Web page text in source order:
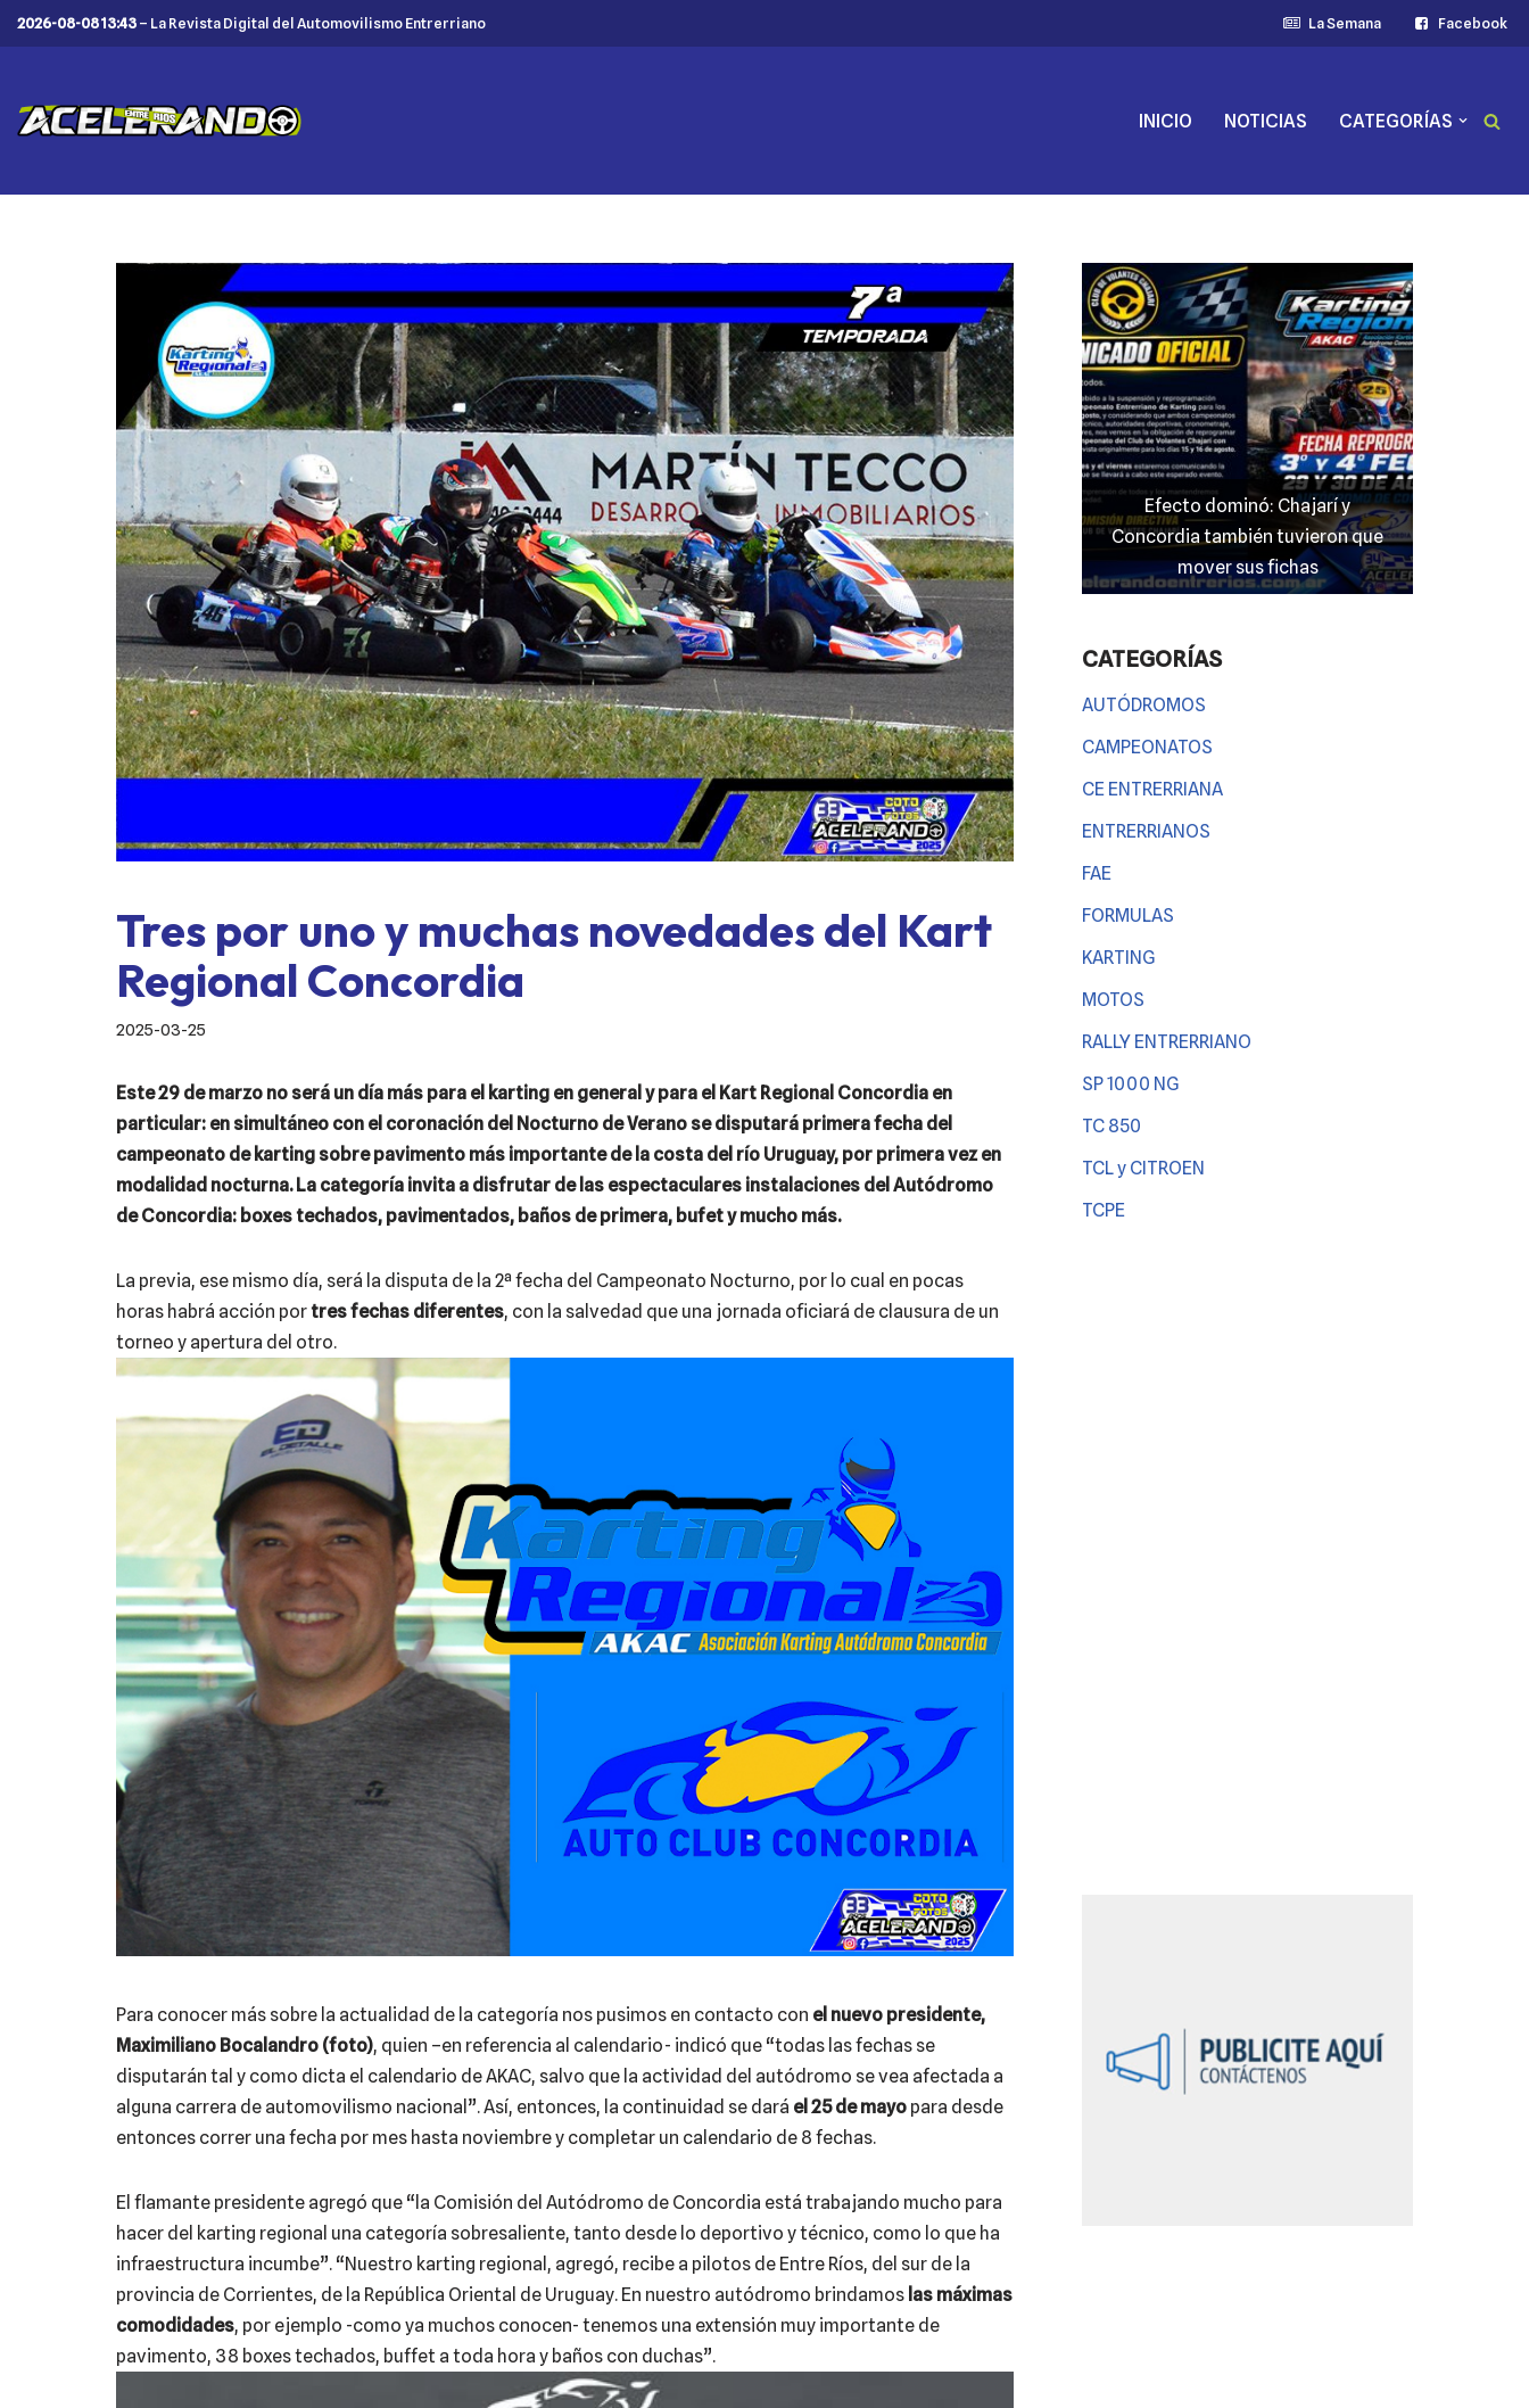
contenido
2026-08-08 13:43 – La Revista Digital del Automovilismo Entrerriano La Semana Facebook
INICIO NOTICIAS CATEGORÍAS
Tres por uno y muchas novedades del Kart
Regional Concordia
2025-03-25
Este 29 de marzo no será un día más para el karting en general y para el Kart Regional Concordia en
particular: en simultáneo con el coronación del Nocturno de Verano se disputará primera fecha del
campeonato de karting sobre pavimento más importante de la costa del río Uruguay, por primera vez en
modalidad nocturna. La categoría invita a disfrutar de las espectaculares instalaciones del Autódromo
de Concordia: boxes techados, pavimentados, baños de primera, bufet y mucho más.
La previa, ese mismo día, será la disputa de la 2ª fecha del Campeonato Nocturno, por lo cual en pocas
horas habrá acción portres fechas diferentes, con la salvedad que una jornada oficiará de clausura de un
torneo y apertura del otro.
Para conocer más sobre la actualidad de la categoría nos pusimos en contacto con el nuevo presidente,
Maximiliano Bocalandro (foto), quien –en referencia al calendario- indicó que “todas las fechas se
disputarán tal y como dicta el calendario de AKAC, salvo que la actividad del autódromo se vea afectada a
alguna carrera de automovilismo nacional”. Así, entonces, la continuidad se dará el 25 de mayo para desde
entonces correr una fecha por mes hasta noviembre y completar un calendario de 8 fechas.
El flamante presidente agregó que “la Comisión del Autódromo de Concordia está trabajando mucho para
hacer del karting regional una categoría sobresaliente, tanto desde lo deportivo y técnico, como lo que ha
infraestructura incumbe”. “Nuestro karting regional, agregó, recibe a pilotos de Entre Ríos, del sur de la
provincia de Corrientes, de la República Oriental de Uruguay. En nuestro autódromo brindamos las máximas
comodidades, por ejemplo -como ya muchos conocen- tenemos una extensión muy importante de
pavimento, 38 boxes techados, buffet a toda hora y baños con duchas”.
ASME al límite: Paraná, formato
exprés y un domingo a todo o nada
Efecto dominó: Chajarí y
Concordia también tuvieron que
mover sus fichas
JP Maín, el más fuerte acento
entrerriano en las “100 Millas” del
TC 4000
CATEGORÍAS
AUTÓDROMOS
CAMPEONATOS
CE ENTRERRIANA
ENTRERRIANOS
FAE
FORMULAS
KARTING
MOTOS
RALLY ENTRERRIANO
SP 1000 NG
TC 850
TCL y CITROEN
TCPE